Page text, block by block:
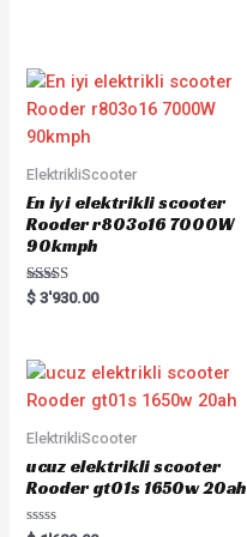
o
u
t
o
f
5
ElektrikliScooter
En iyi elektrikli scooter
Rooder r803o16 7000W
90kmph
Rated
5.00
$ 3'930.00
ElektrikliScooter
ucuz elektrikli scooter
Rooder gt01s 1650w 20ah